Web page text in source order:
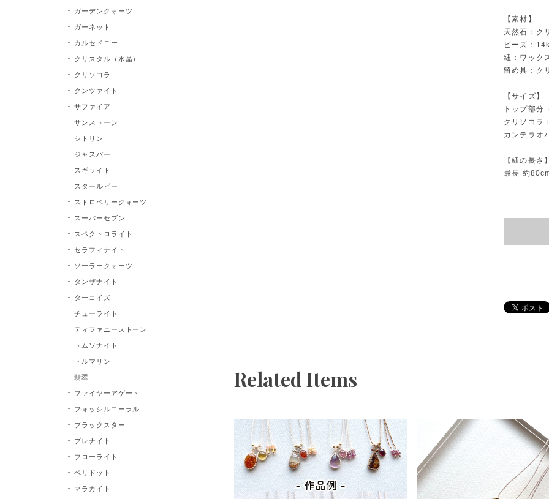
【素材】
天然石：ク
ビーズ：
紐：ワック
留め具：ク
【サイズ】
トップ部
クリソコ
カンテラオ
【紐の長さ
最長 約
Related Items
ガーデンクォーツ
ガーネット
カルセドニー
クリスタル（水晶）
クリソコラ
クンツァイト
サファイア
サンストーン
シトリン
ジャスパー
スギライト
スタールビー
ストロベリークォーツ
スーパーセブン
スペクトロライト
セラフィナイト
ソーラークォーツ
タンザナイト
ターコイズ
チューライト
ティファニーストーン
トムソナイト
トルマリン
翡翠
ファイヤーアゲート
フォッシルコーラル
ブラックスター
プレナイト
フローライト
ペリドット
マラカイト